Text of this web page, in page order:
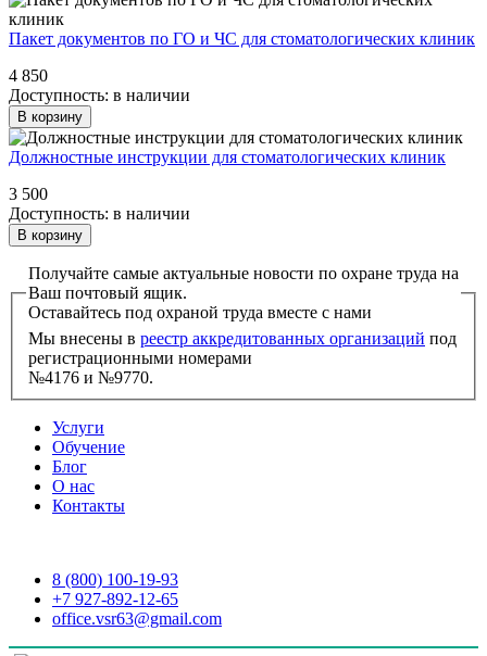
Пакет документов по ГО и ЧС для стоматологических клиник
4 850
Доступность: в наличии
В корзину
Должностные инструкции для стоматологических клиник
3 500
Доступность: в наличии
В корзину
Получайте самые актуальные новости по охране труда на
Ваш почтовый ящик.
Оставайтесь под охраной труда вместе с нами
Мы внесены в реестр аккредитованных организаций под
регистрационными номерами
№4176 и №9770.
Услуги
Обучение
Блог
О нас
Контакты
8 (800) 100-19-93
+7 927-892-12-65
office.vsr63@gmail.com